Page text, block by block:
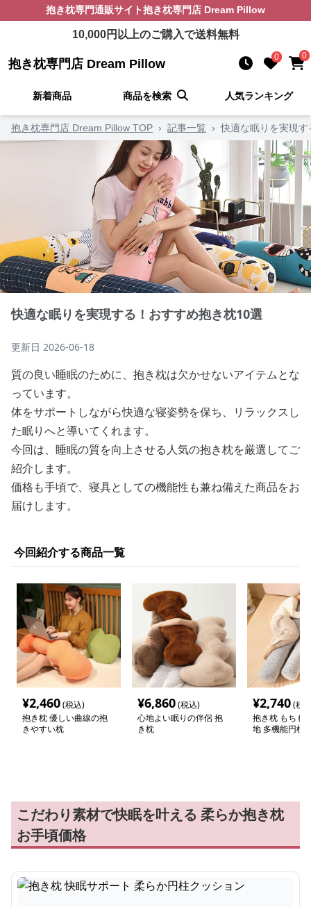
抱き枕専門通販サイト抱き枕専門店 Dream Pillow
10,000円以上のご購入で送料無料
抱き枕専門店 Dream Pillow 0 0
新着商品 商品を検索 人気ランキング
抱き枕専門店 Dream Pillow TOP › 記事一覧 › 快適な眠りを実現
快適な眠りを実現する！おすすめ抱き枕10選
更新日 2026-06-18
質の良い睡眠のために、抱き枕は欠かせないアイテムとな
っています。
体をサポートしながら快適な寝姿勢を保ち、リラックスし
た眠りへと導いてくれます。
今回は、睡眠の質を向上させる人気の抱き枕を厳選してご
紹介します。
価格も手頃で、寝具としての機能性も兼ね備えた商品をお
届けします。
今回紹介する商品一覧
¥2,460(税込)
抱き枕 優しい曲線の抱
きやすい枕
¥6,860(税込)
心地よい眠りの伴侶 抱
き枕
¥2,740(税
抱き枕 もちも
地 多機能円柱
こだわり素材で快眠を叶える 柔らか抱き枕
お手頃価格